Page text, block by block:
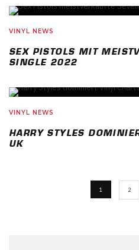
VINYL NEWS
SEX PISTOLS MIT
SINGLE 2022
VINYL NEWS
HARRY STYLES
UK
1 2